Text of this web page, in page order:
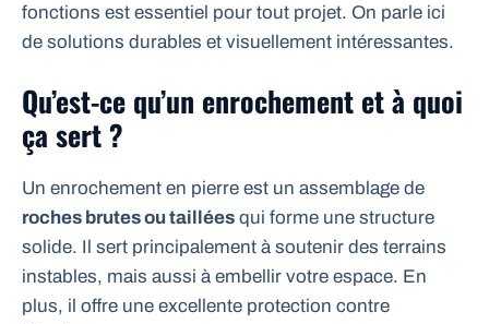
fonctions est essentiel pour tout projet. On parle ici
de solutions durables et visuellement intéressantes.
Qu’est-ce qu’un enrochement et à quoi
ça sert ?
Un enrochement en pierre est un assemblage de
roches brutes ou taillées qui forme une structure
solide. Il sert principalement à soutenir des terrains
instables, mais aussi à embellir votre espace. En
plus, il offre une excellente protection contre